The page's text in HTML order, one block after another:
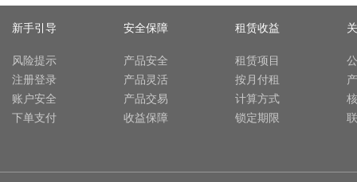
新手引导
风险提示
注册登录
账户安全
下单支付
安全保障
产品安全
产品灵活
产品交易
收益保障
租赁收益
租赁项目
按月付租
计算方式
锁定期限